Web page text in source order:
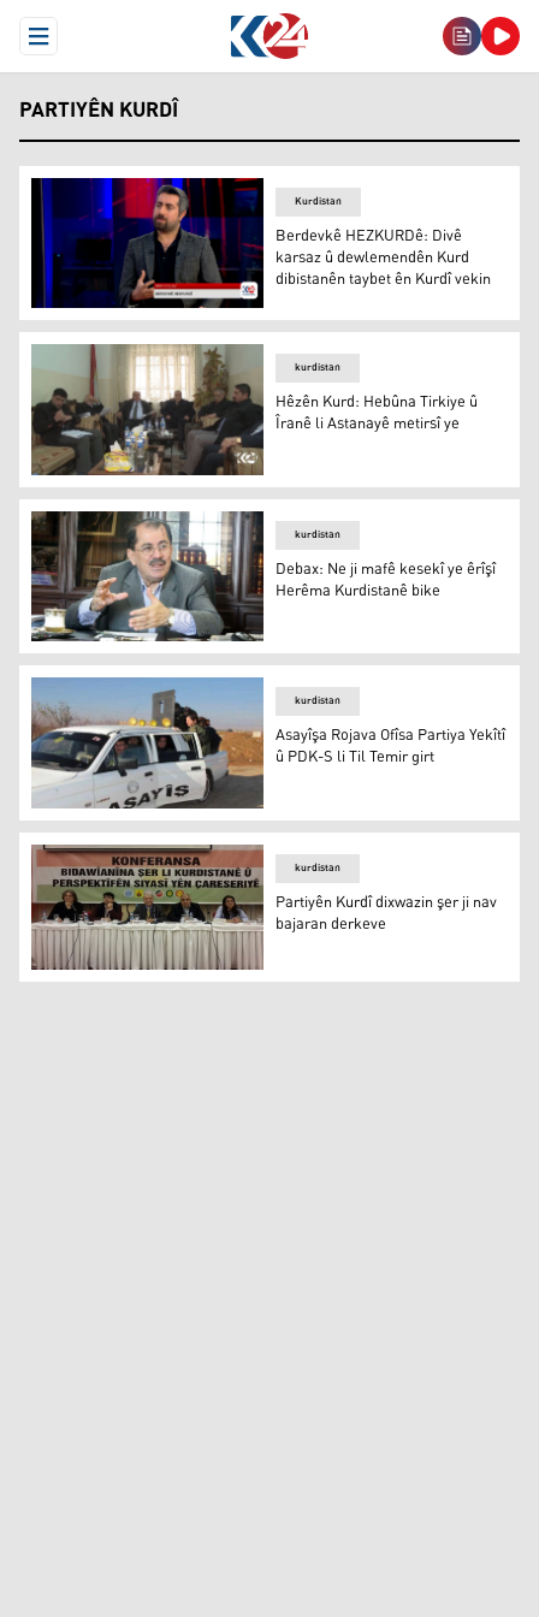
Open Menu
PARTIYÊN KURDÎ
Berdevkê HEZKURDê: Divê karsaz û dewlemendên
Kurdistan
Berdevkê HEZKURDê: Divê
karsaz û dewlemendên Kurd
dibistanên taybet ên Kurdî vekin
Hêzên Kurd: Hebûna Tirkiye û Îranê li Astanayê metirsî
kurdistan
Hêzên Kurd: Hebûna Tirkiye û
Îranê li Astanayê metirsî ye
Debax: Ne ji mafê kesekî ye êrîşî Herêma Kurdistanê
kurdistan
Debax: Ne ji mafê kesekî ye êrîşî
Herêma Kurdistanê bike
Asayîşa Rojava Ofîsa Partiya Yekîtî û PDK-S li Til Temir
kurdistan
Asayîşa Rojava Ofîsa Partiya Yekîtî
û PDK-S li Til Temir girt
Partiyên Kurdî dixwazin şer ji nav bajaran derkeve
kurdistan
Partiyên Kurdî dixwazin şer ji nav
bajaran derkeve